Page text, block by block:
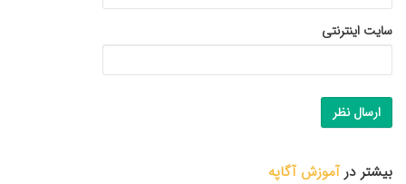
سایت اینترنتی
بیشتر درآموزش آگاپه